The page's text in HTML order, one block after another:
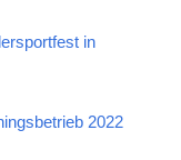
in
2022